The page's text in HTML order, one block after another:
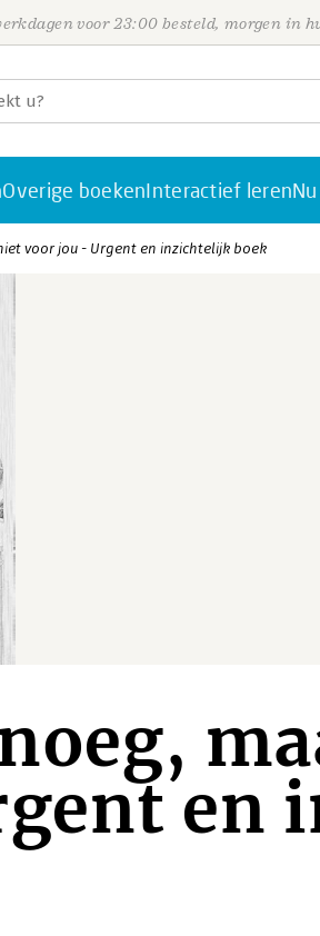
voor 23:00 besteld, morgen in
Overige boekenInteractief leren
voor jou - Urgent en inzichtelijk boek
en